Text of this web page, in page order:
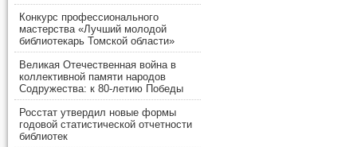
Конкурс профессионального
мастерства «Лучший молодой
библиотекарь Томской области»
Великая Отечественная война в
коллективной памяти народов
Содружества: к 80-летию Победы
Росстат утвердил новые формы
годовой статистической отчетности
библиотек